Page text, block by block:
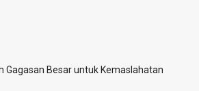
Gagasan Besar untuk Kemaslahatan